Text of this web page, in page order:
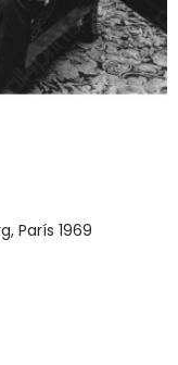
París 1969